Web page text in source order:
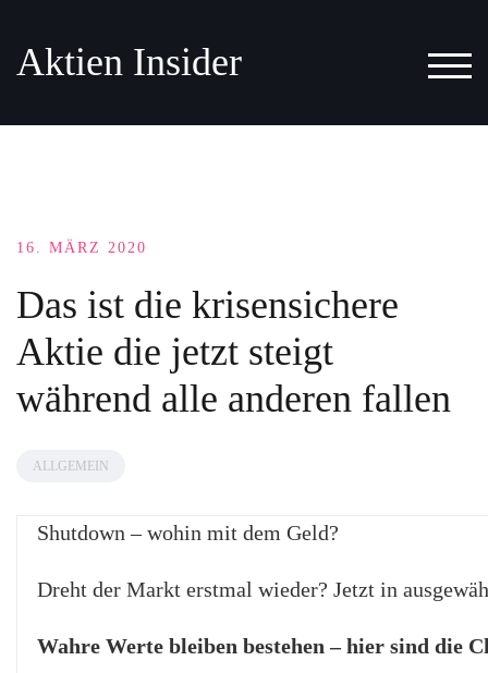
Aktien Insider
16. MÄRZ 2020
Das ist die krisensichere
Aktie die jetzt steigt
während alle anderen fallen
ALLGEMEIN
Shutdown – wohin mit dem Geld?
Dreht der Markt erstmal wieder? Jetzt in
Wahre Werte bleiben bestehen – hier sind die